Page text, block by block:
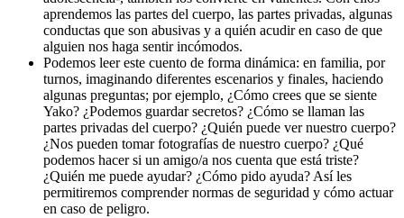
aprendemos las partes del cuerpo, las partes privadas, algunas
conductas que son abusivas y a quién acudir en caso de que
alguien nos haga sentir incómodos.
Podemos leer este cuento de forma dinámica: en familia, por
turnos, imaginando diferentes escenarios y finales, haciendo
algunas preguntas; por ejemplo, ¿Cómo crees que se siente
Yako? ¿Podemos guardar secretos? ¿Cómo se llaman las
partes privadas del cuerpo? ¿Quién puede ver nuestro cuerpo?
¿Nos pueden tomar fotografías de nuestro cuerpo? ¿Qué
podemos hacer si un amigo/a nos cuenta que está triste?
¿Quién me puede ayudar? ¿Cómo pido ayuda? Así les
permitiremos comprender normas de seguridad y cómo actuar
en caso de peligro.